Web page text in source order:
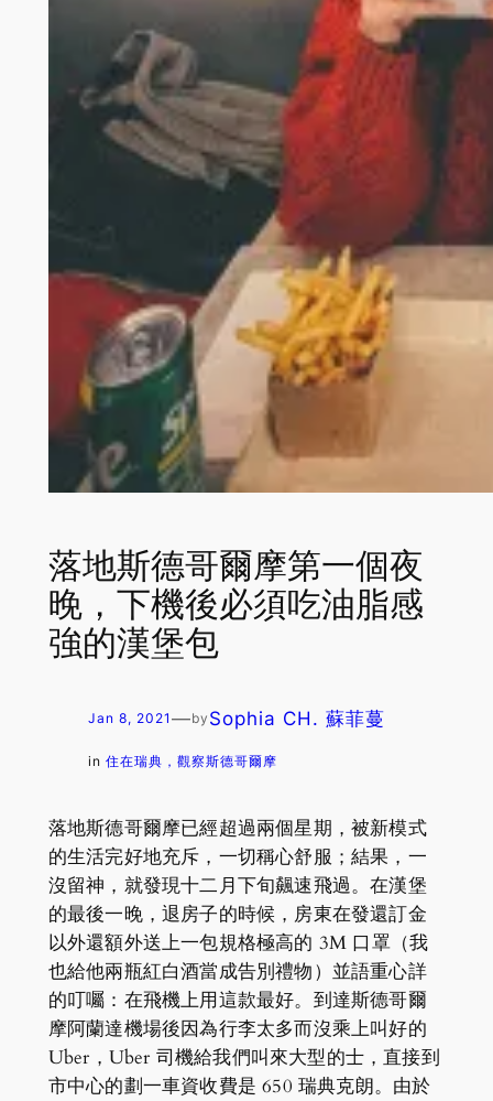
落地斯德哥爾摩第一個夜
晚，下機後必須吃油脂感
強的漢堡包
Jan 8, 2021 —by Sophia CH. 蘇菲蔓
in 住在瑞典，觀察斯德哥爾摩
落地斯德哥爾摩已經超過兩個星期，被新模式
的生活完好地充斥，一切稱心舒服；結果，一
沒留神，就發現十二月下旬飆速飛過。在漢堡
的最後一晚，退房子的時候，房東在發還訂金
以外還額外送上一包規格極高的 3M 口罩（我
也給他兩瓶紅白酒當成告別禮物）並語重心詳
的叮囑：在飛機上用這款最好。到達斯德哥爾
摩阿蘭達機場後因為行李太多而沒乘上叫好的
Uber，Uber 司機給我們叫來大型的士，直接到
市中心的劃一車資收費是 650 瑞典克朗。由於